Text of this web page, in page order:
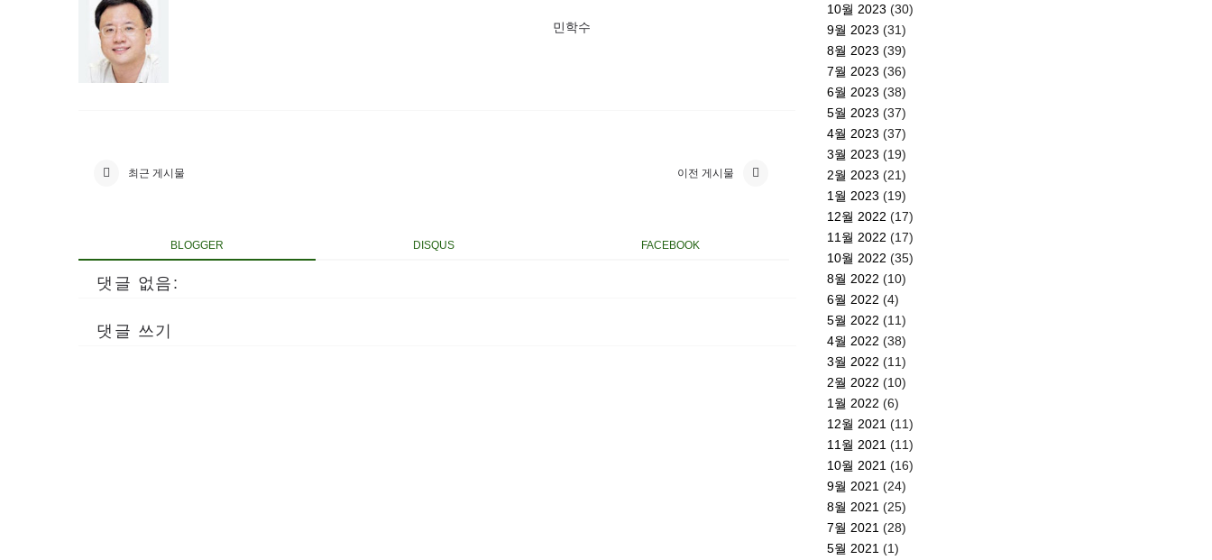
민학수
최근 게시물 이전 게시물
BLOGGER DISQUS FACEBOOK
댓글 없음:
댓글 쓰기
10월 2023 (30)
9월 2023 (31)
8월 2023 (39)
7월 2023 (36)
6월 2023 (38)
5월 2023 (37)
4월 2023 (37)
3월 2023 (19)
2월 2023 (21)
1월 2023 (19)
12월 2022 (17)
11월 2022 (17)
10월 2022 (35)
8월 2022 (10)
6월 2022 (4)
5월 2022 (11)
4월 2022 (38)
3월 2022 (11)
2월 2022 (10)
1월 2022 (6)
12월 2021 (11)
11월 2021 (11)
10월 2021 (16)
9월 2021 (24)
8월 2021 (25)
7월 2021 (28)
5월 2021 (1)